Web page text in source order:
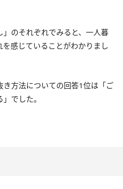
」のそれぞれでみると、一人暮
感じていることがわかりまし
方法についての回答1位は「ご
でした。